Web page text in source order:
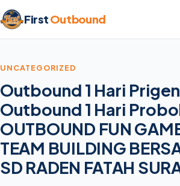
FirstOutbound
UNCATEGORIZED
Outbound 1 Hari
Outbound 1 Hari
OUTBOUND FUN
TEAM BUILDING
SD RADEN FATAH